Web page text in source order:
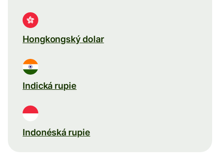
Hongkongský dolar
Indická rupie
Indonéská rupie